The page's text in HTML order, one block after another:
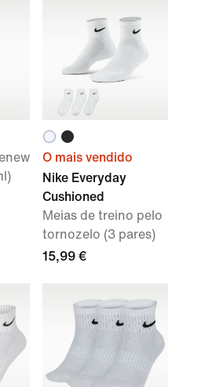
O mais vendido
Nike Everyday
Cushioned
Meias de treino pelo
tornozelo (3 pares)
15,99 €